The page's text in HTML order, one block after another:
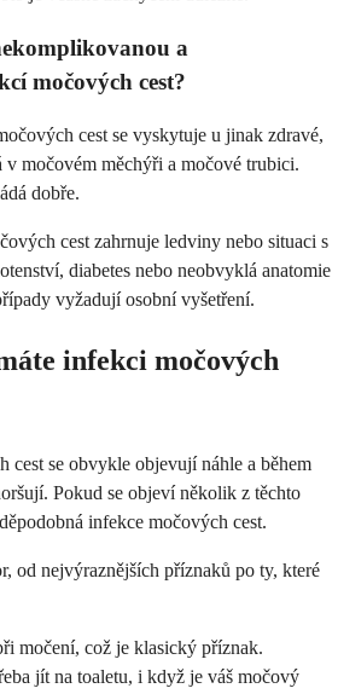
a
močových cest?
cest se vyskytuje u jinak zdravé,
v močovém měchýři a močové trubici.
dobře.
cest zahrnuje ledviny nebo situaci s
diabetes nebo neobvyklá anatomie
vyžadují osobní vyšetření.
infekci močových
cest se obvykle objevují náhle a během
Pokud se objeví několik z těchto
infekce močových cest.
od nejvýraznějších příznaků po ty, které
močení, což je klasický příznak.
jít na toaletu, i když je váš močový